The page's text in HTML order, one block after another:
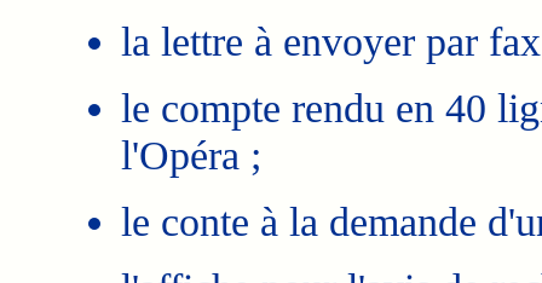
la lettre à envoyer par
le compte rendu en 40
l'Opéra ;
le conte à la demande